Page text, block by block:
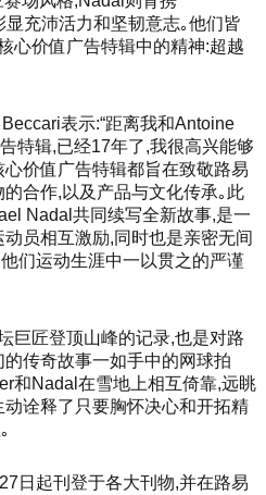
充沛活力和坚韧意志｡他们皆
心价值广告特辑中的精神:超越
表示:“距离我和Antoine
特辑,已经17年了,我很高兴能够
价值广告特辑都旨在致敬路易
合作,以及产品与文化传承｡此
Nadal共同续写全新故事,是一
员相互激励,同时也是亲密无间
们运动生涯中一以贯之的严谨
巨匠登顶山峰的记录,也是对路
传奇故事一如手中的网球拍
Nadal在雪地上相互倚靠,远眺
诠释了只要胸怀决心和开拓精
日起刊登于各大刊物,并在路易